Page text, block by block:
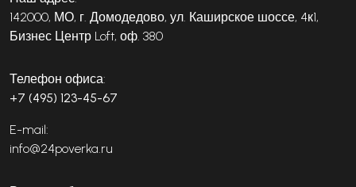
142000, МО, г. Домодедово, ул. Каширское шоссе, 4к1,
Бизнес Центр Loft, оф. 380
Телефон офиса:
+7 (495) 123-45-67
E-mail:
info@24poverka.ru